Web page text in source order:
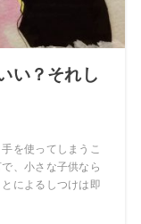
い？それし
を使ってしまうこ
、小さな子供なら
によるしつけは即